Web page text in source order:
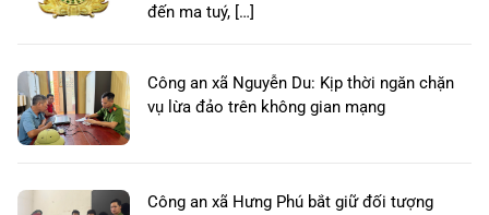
đến ma tuý, […]
Công an xã Nguyễn Du: Kịp thời ngăn chặn
vụ lừa đảo trên không gian mạng
Công an xã Hưng Phú bắt giữ đối tượng